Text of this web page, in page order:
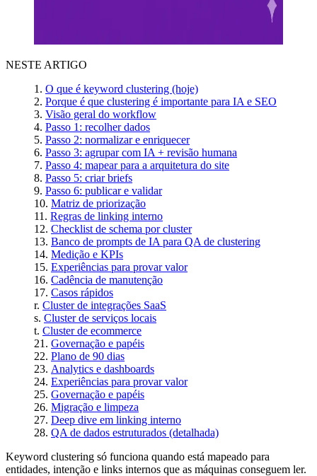
NESTE ARTIGO
O que é keyword clustering (hoje)
Porque é que clustering é importante para IA e SEO
Visão geral do workflow
Passo 1: recolher dados
Passo 2: normalizar e enriquecer
Passo 3: agrupar com IA + revisão humana
Passo 4: mapear para a arquitetura do site
Passo 5: criar briefs
Passo 6: publicar e validar
Matriz de priorização
Regras de linking interno
Checklist de schema por cluster
Banco de prompts de IA para QA de clustering
Medição e KPIs
Experiências para provar valor
Cadência de manutenção
Casos rápidos
Cluster de integrações SaaS
Cluster de serviços locais
Cluster de ecommerce
Governação e papéis
Plano de 90 dias
Analytics e dashboards
Experiências para provar valor
Governação e papéis
Migração e limpeza
Deep dive em linking interno
QA de dados estruturados (detalhada)
Keyword clustering só funciona quando está mapeado para
entidades, intenção e links internos que as máquinas conseguem ler.